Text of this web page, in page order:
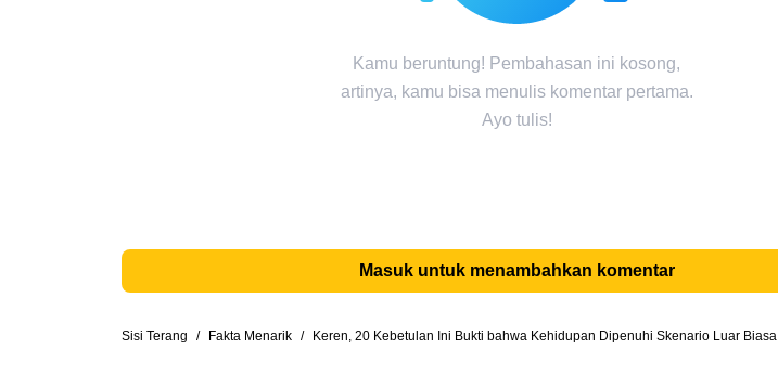
Kamu beruntung! Pembahasan ini kosong,
artinya, kamu bisa menulis komentar pertama.
Ayo tulis!
Masuk untuk menambahkan komentar
Sisi Terang / Fakta Menarik / Keren, 20 Kebetulan Ini Bukti bahwa Kehidupan Dipenuhi Skenario Luar Biasa